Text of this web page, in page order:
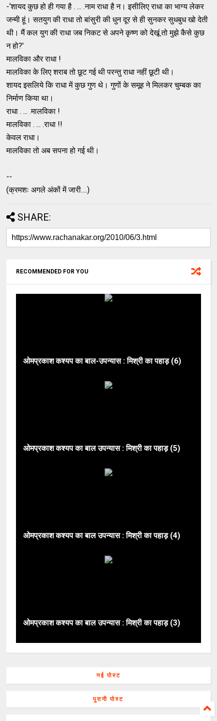
-‘शायद कुछ हो ही गया है . ... .नाम राधा है न। इसीलिए राधा का भाग्‍य लेकर
जन्‍मी हूं। सतयुग की राधा तो बांसुरी की धुन दूर से ही सुनकर सुधबुध खो देती
थी। मैं कल युग की राधा जब निकट से अपने कृष्‍ण को देखूं तो मुझे कैसे कुछ
न हो?'
मालविका और राधा !
मालविका के लिए शराब तो छूट गई थी परन्‍तु राधा नहीं छूटी थी।
शायद इसलिये कि राधा में कुछ गुण थे। गुणों के समूह ने मिलकर चुम्‍बक का
निर्माण किया था।
राधा . ... .मालविका !
मालविका . ... .राधा !!
केवल राधा।
मालविका तो अब सपना हो गई थी।
--
(क्रमशः अगले अंकों में जारी….)
SHARE:
RECOMMENDED FOR YOU
ओमप्रकाश कश्यप का बाल-उपन्यास : मिश्री का पहाड़ (6)
ओमप्रकाश कश्यप का बाल उपन्यास : मिश्री का पहाड़ (5)
ओमप्रकाश कश्यप का बाल उपन्यास : मिश्री का पहाड़ (4)
ओमप्रकाश कश्यप का बाल उपन्यास : मिश्री का पहाड़ (3)
नई पोस्ट
पुरानी पोस्ट